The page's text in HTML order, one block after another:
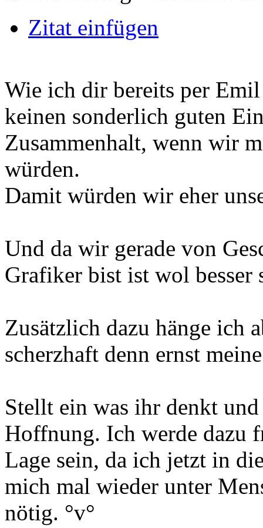
Zitat einfügen
Wie ich dir bereits per Emil
keinen sonderlich guten
Zusammenhalt, wenn wir
würden.
Damit würden wir eher
Und da wir gerade von
Grafiker bist ist wol besser
Zusätzlich dazu hänge ich
scherzhaft denn ernst
Stellt ein was ihr denkt
Hoffnung. Ich werde dazu
Lage sein, da ich jetzt in
mich mal wieder unter
nötig. °v°